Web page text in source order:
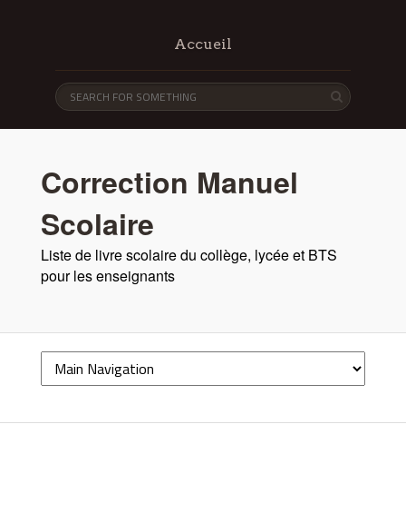
Accueil
Correction Manuel
Scolaire
Liste de livre scolaire du collège, lycée et BTS
pour les enseignants